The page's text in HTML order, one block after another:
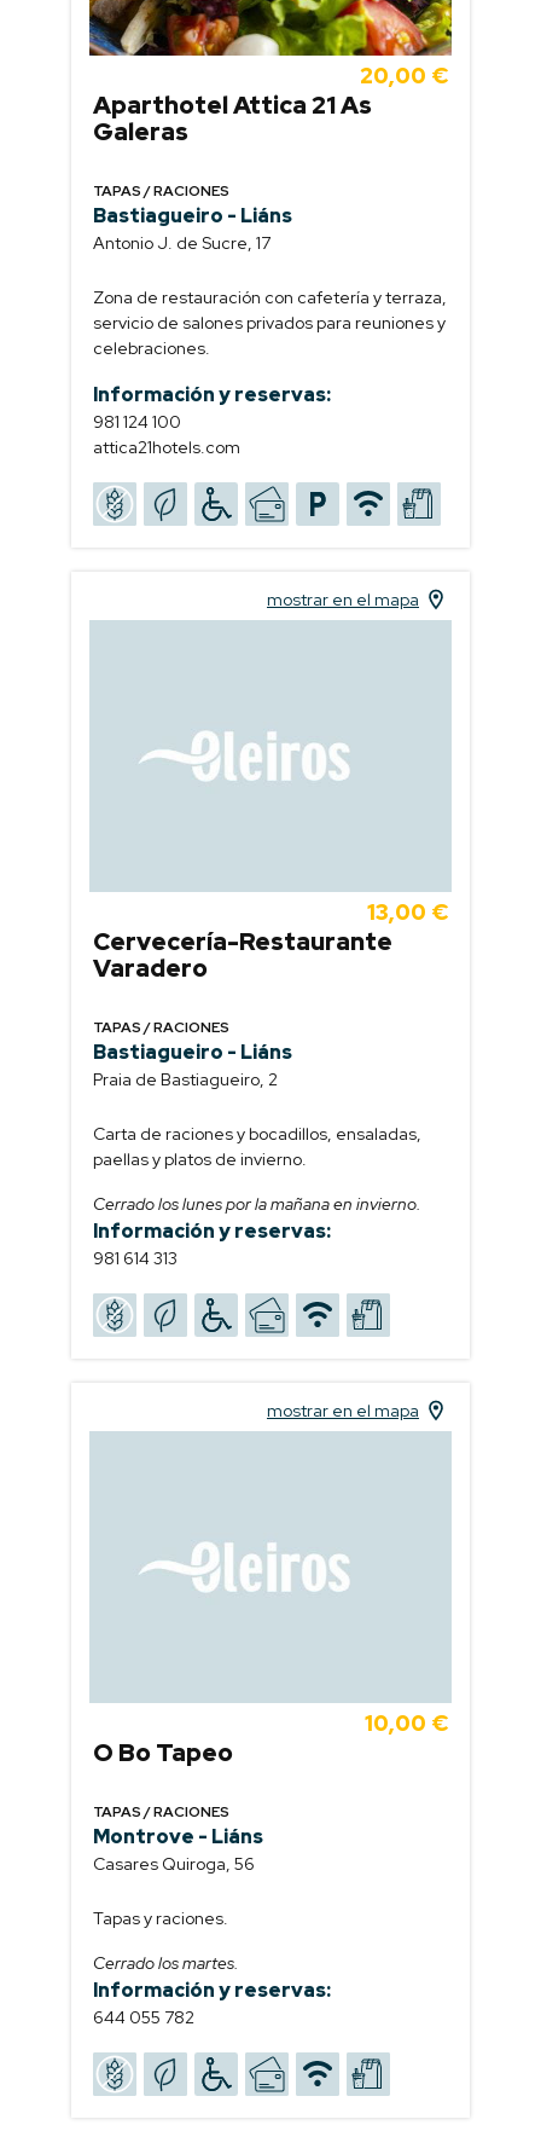
20,00 €
Aparthotel Attica 21 As
Galeras
TAPAS / RACIONES
Bastiagueiro - Liáns
Antonio J. de Sucre, 17
Zona de restauración con cafetería y terraza,
servicio de salones privados para reuniones y
celebraciones.
Información y reservas:
981 124 100
attica21hotels.com
13,00 €
Cervecería-Restaurante
Varadero
TAPAS / RACIONES
Bastiagueiro - Liáns
Praia de Bastiagueiro, 2
Carta de raciones y bocadillos, ensaladas,
paellas y platos de invierno.
Cerrado los lunes por la mañana en invierno.
Información y reservas:
981 614 313
mostrar en el mapa
10,00 €
O Bo Tapeo
TAPAS / RACIONES
Montrove - Liáns
Casares Quiroga, 56
Tapas y raciones.
Cerrado los martes.
Información y reservas:
644 055 782
mostrar en el mapa